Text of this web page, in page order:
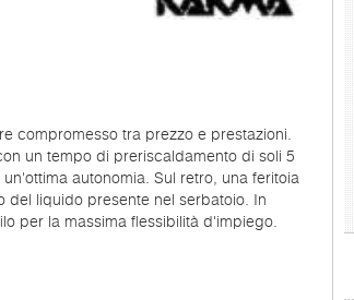
compromesso tra prezzo e prestazioni.
un tempo di preriscaldamento di soli 5
autonomia. Sul retro, una feritoia
del liquido presente nel serbatoio. In
per la massima flessibilità d'impiego.